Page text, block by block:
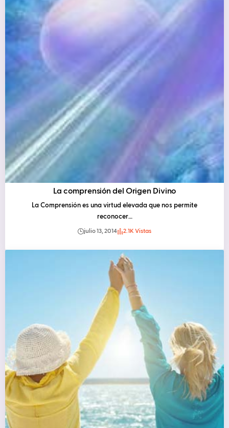
La comprensión del Origen Divino
La Comprensión es una virtud elevada que nos permite
reconocer…
julio 13, 2014 2.1K Vistas